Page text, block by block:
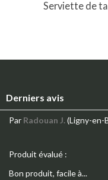
Serviette de
Derniers avis
Par Radouan J.(Ligny-en-
Produit évalué :
Bon produit, facile à...